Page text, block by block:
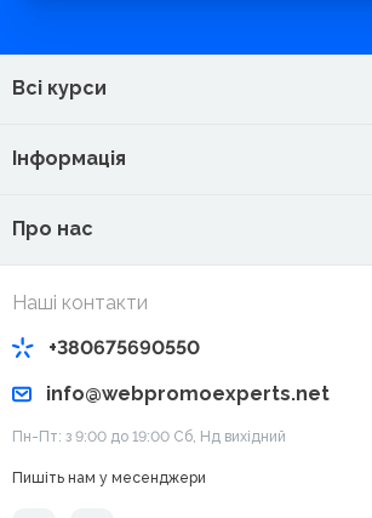
Всі курси
Інформація
Про нас
Наші контакти
+380675690550
info@webpromoexperts.net
Пн-Пт: з 9:00 до 19:00 Cб, Нд вихідний
Пишіть нам у месенджери